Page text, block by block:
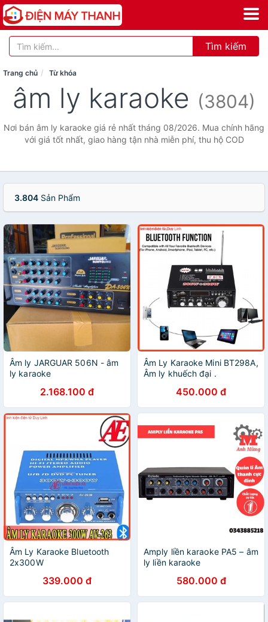
Tìm kiếm
Trang chủ Từ khóa
âm ly karaoke (3804)
Nơi bán âm ly karaoke giá rẻ nhất tháng 08/2026. Mua chính hãng
với giá tốt nhất, giao hàng tận nhà miễn phí, thu hộ COD
3.804 Sản Phẩm
Âm ly JARGUAR 506N - âm
ly karaoke
2.168.100 đ
Âm Ly Karaoke Mini BT298A,
Âm ly khuếch đại .
450.000 đ
Âm Ly Karaoke Bluetooth
2x300W
339.000 đ
Amply liền karaoke PA5 – âm
ly liền karaoke
580.000 đ